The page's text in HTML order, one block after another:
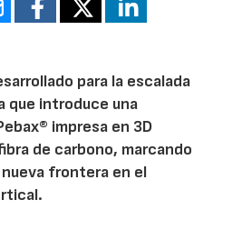
para la escalada
que introduce una
impresa en 3D
de carbono, marcando
frontera en el